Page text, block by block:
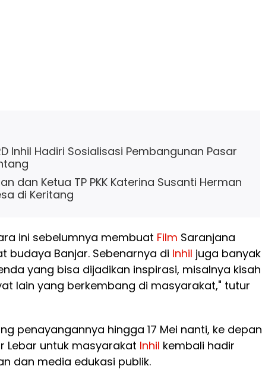
Inhil Hadiri Sosialisasi Pembangunan Pasar
dan Ketua TP PKK Katerina Susanti Herman
di Keritang
ini sebelumnya membuat Film Saranjana
budaya Banjar. Sebenarnya di Inhil juga banyak
yang bisa dijadikan inspirasi, misalnya kisah
lain yang berkembang di masyarakat," tutur
penayangannya hingga 17 Mei nanti, ke depan
Lebar untuk masyarakat Inhil kembali hadir
dan media edukasi publik.